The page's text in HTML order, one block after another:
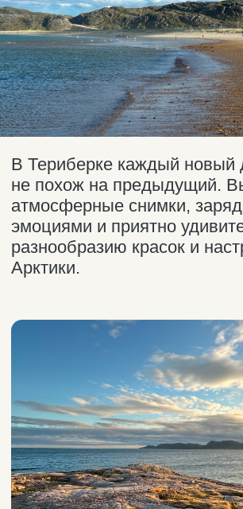
Внимания заслуживает и сам пляж,
напоминающий курорты Майами.
По широкой полосе чистого песка можно
прогуляться, любуясь заснеженными
сопками и морскими волнами.
Кладбище кораблей